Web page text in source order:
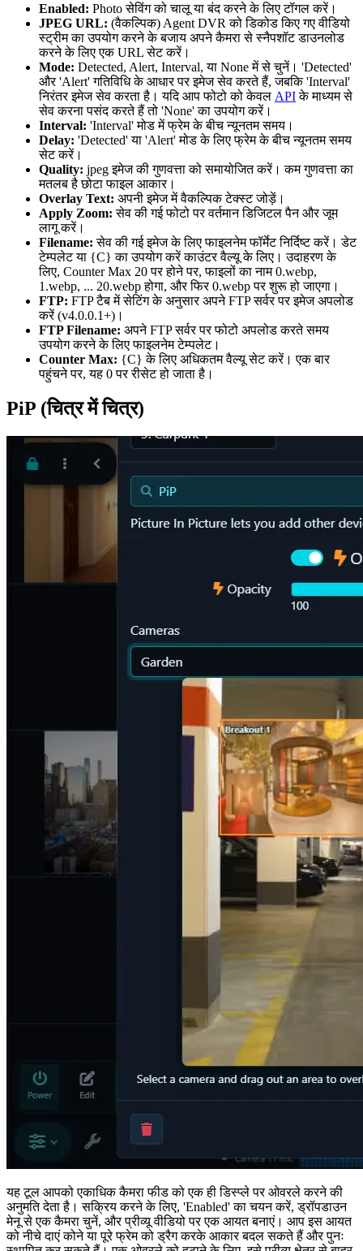
Enabled: Photo सेविंग को चालू या बंद करने के लिए टॉगल करें।
JPEG URL: (वैकल्पिक) Agent DVR को डिकोड किए गए वीडियो
स्ट्रीम का उपयोग करने के बजाय अपने कैमरा से स्नैपशॉट डाउनलोड
करने के लिए एक URL सेट करें।
Mode: Detected, Alert, Interval, या None में से चुनें। 'Detected'
और 'Alert' गतिविधि के आधार पर इमेज सेव करते हैं, जबकि 'Interval'
निरंतर इमेज सेव करता है। यदि आप फोटो को केवल APIके माध्यम से
सेव करना पसंद करते हैं तो 'None' का उपयोग करें।
Interval: 'Interval' मोड में फ्रेम के बीच न्यूनतम समय।
Delay: 'Detected' या 'Alert' मोड के लिए फ्रेम के बीच न्यूनतम समय
सेट करें।
Quality: jpeg इमेज की गुणवत्ता को समायोजित करें। कम गुणवत्ता का
मतलब है छोटा फाइल आकार।
Overlay Text: अपनी इमेज में वैकल्पिक टेक्स्ट जोड़ें।
Apply Zoom: सेव की गई फोटो पर वर्तमान डिजिटल पैन और जूम
लागू करें।
Filename: सेव की गई इमेज के लिए फाइलनेम फॉर्मेट निर्दिष्ट करें। डेट
टेम्पलेट या {C} का उपयोग करें काउंटर वैल्यू के लिए। उदाहरण के
लिए, Counter Max 20 पर होने पर, फाइलों का नाम 0.webp,
1.webp, ... 20.webp होगा, और फिर 0.webp पर शुरू हो जाएगा।
FTP: FTP टैब में सेटिंग के अनुसार अपने FTP सर्वर पर इमेज अपलोड
करें (v4.0.0.1+)।
FTP Filename: अपने FTP सर्वर पर फोटो अपलोड करते समय
उपयोग करने के लिए फाइलनेम टेम्पलेट।
Counter Max: {C} के लिए अधिकतम वैल्यू सेट करें। एक बार
पहुंचने पर, यह 0 पर रीसेट हो जाता है।
PiP (चित्र में चित्र)
यह टूल आपको एकाधिक कैमरा फीड को एक ही डिस्प्ले पर ओवरले करने की
अनुमति देता है। सक्रिय करने के लिए, 'Enabled' का चयन करें, ड्रॉपडाउन
मेनू से एक कैमरा चुनें, और प्रीव्यू वीडियो पर एक आयत बनाएं। आप इस आयत
को नीचे दाएं कोने या पूरे फ्रेम को ड्रैग करके आकार बदल सकते हैं और पुनः